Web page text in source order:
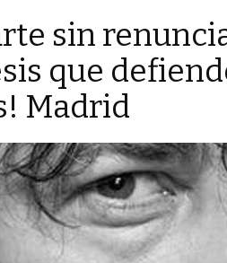
sin
que
Madrid